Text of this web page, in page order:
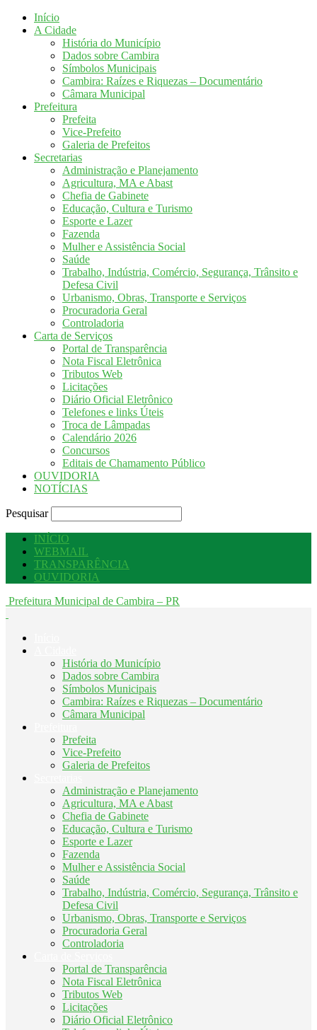
Início
A Cidade
História do Município
Dados sobre Cambira
Símbolos Municipais
Cambira: Raízes e Riquezas – Documentário
Câmara Municipal
Prefeitura
Prefeita
Vice-Prefeito
Galeria de Prefeitos
Secretarias
Administração e Planejamento
Agricultura, MA e Abast
Chefia de Gabinete
Educação, Cultura e Turismo
Esporte e Lazer
Fazenda
Mulher e Assistência Social
Saúde
Trabalho, Indústria, Comércio, Segurança, Trânsito e
Defesa Civil
Urbanismo, Obras, Transporte e Serviços
Procuradoria Geral
Controladoria
Carta de Serviços
Portal de Transparência
Nota Fiscal Eletrônica
Tributos Web
Licitações
Diário Oficial Eletrônico
Telefones e links Úteis
Troca de Lâmpadas
Calendário 2026
Concursos
Editais de Chamamento Público
OUVIDORIA
NOTÍCIAS
Pesquisar
INÍCIO
WEBMAIL
TRANSPARÊNCIA
OUVIDORIA
Prefeitura Municipal de Cambira – PR
História do Município
Dados sobre Cambira
Símbolos Municipais
Cambira: Raízes e Riquezas – Documentário
Câmara Municipal
Prefeita
Vice-Prefeito
Galeria de Prefeitos
Administração e Planejamento
Agricultura, MA e Abast
Chefia de Gabinete
Educação, Cultura e Turismo
Esporte e Lazer
Fazenda
Mulher e Assistência Social
Saúde
Trabalho, Indústria, Comércio, Segurança, Trânsito e
Defesa Civil
Urbanismo, Obras, Transporte e Serviços
Procuradoria Geral
Controladoria
Portal de Transparência
Nota Fiscal Eletrônica
Tributos Web
Licitações
Diário Oficial Eletrônico